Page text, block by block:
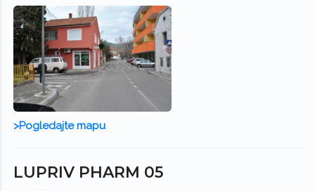
>Pogledajte mapu
LUPRIV PHARM 05